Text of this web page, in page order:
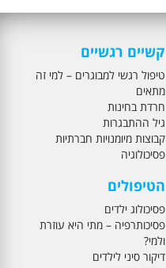
קשיים רגשיים
טיפול רגשי למבוגרים – למי זה
מתאים
חרדת בחינות
גיל ההתבגרות
קבוצות מיומנויות חברתיות
פסיכולוגיה
הטיפולים
פסיכולוג ילדים
פסיכותרפיה – מתי היא עוזרת
ולמי?
דיקור סיני לילדים